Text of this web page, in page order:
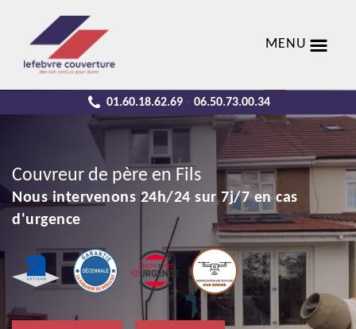
MENU
01.60.18.62.69 - 06.50.73.00.34
Couvreur de père en Fils
Nous intervenons 24h/24 sur 7j/7 en cas
d'urgence